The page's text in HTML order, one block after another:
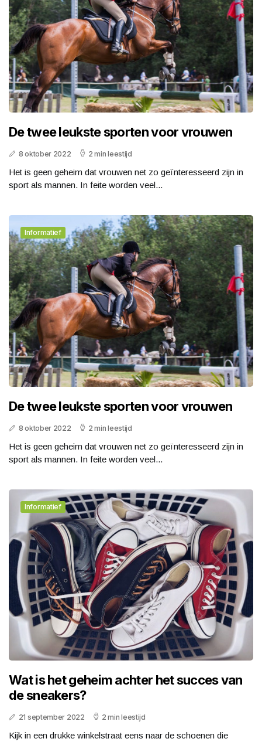
De twee leukste sporten voor vrouwen
8 oktober 2022 2 min leestijd
Het is geen geheim dat vrouwen net zo geïnteresseerd zijn in
sport als mannen. In feite worden veel...
Informatief
De twee leukste sporten voor vrouwen
8 oktober 2022 2 min leestijd
Het is geen geheim dat vrouwen net zo geïnteresseerd zijn in
sport als mannen. In feite worden veel...
Informatief
Wat is het geheim achter het succes van
de sneakers?
21 september 2022 2 min leestijd
Kijk in een drukke winkelstraat eens naar de schoenen die